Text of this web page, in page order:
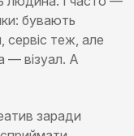
бувають
сервіс теж, але
— візуал. А
заради